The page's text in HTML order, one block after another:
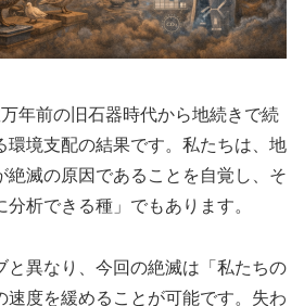
年前の旧石器時代から地続きで続
環境支配の結果です。私たちは、地
絶滅の原因であることを自覚し、そ
析できる種」でもあります。
と異なり、今回の絶滅は「私たちの
速度を緩めることが可能です。失わ